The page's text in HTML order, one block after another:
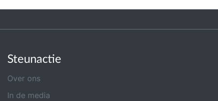
Steunactie
Over ons
In de media